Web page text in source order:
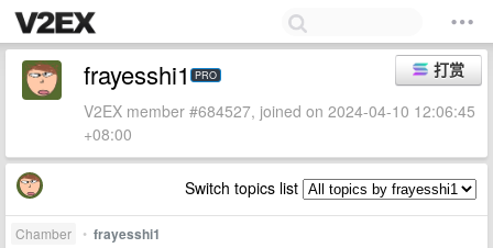
打赏
frayesshi1 PRO
V2EX member #684527, joined on 2024-04-10 12:06:45
+08:00
Switch topics list
Chamber • frayesshi1